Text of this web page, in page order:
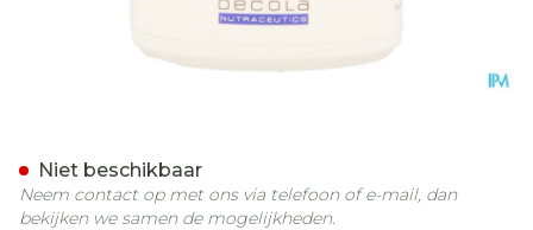
Niet beschikbaar
Neem contact op met ons via telefoon of e-mail, dan
bekijken we samen de mogelijkheden.